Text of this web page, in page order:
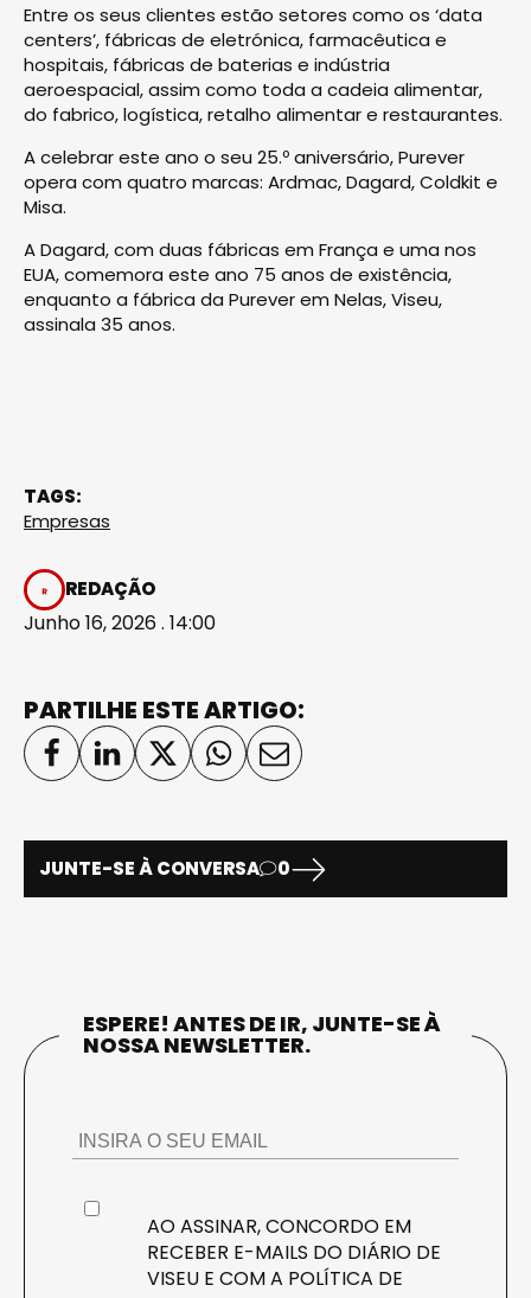
Entre os seus clientes estão setores como os ‘data
centers’, fábricas de eletrónica, farmacêutica e
hospitais, fábricas de baterias e indústria
aeroespacial, assim como toda a cadeia alimentar,
do fabrico, logística, retalho alimentar e restaurantes.
A celebrar este ano o seu 25.º aniversário, Purever
opera com quatro marcas: Ardmac, Dagard, Coldkit e
Misa.
A Dagard, com duas fábricas em França e uma nos
EUA, comemora este ano 75 anos de existência,
enquanto a fábrica da Purever em Nelas, Viseu,
assinala 35 anos.
TAGS:
Empresas
REDAÇÃO
Junho 16, 2026 . 14:00
PARTILHE ESTE ARTIGO:
JUNTE-SE À CONVERSA 0
ESPERE! ANTES DE IR, JUNTE-SE À
NOSSA NEWSLETTER.
AO ASSINAR, CONCORDO EM
RECEBER E-MAILS DO DIÁRIO DE
VISEU E COM A POLÍTICA DE